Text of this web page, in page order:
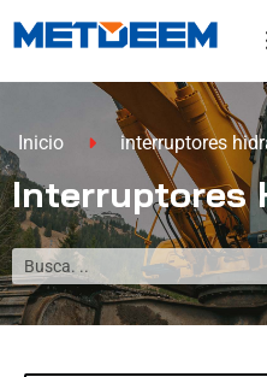
Inicio interruptores
Interruptores